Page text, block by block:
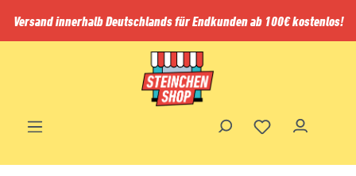
springen
Versand innerhalb Deutschlands für Endkunden ab 100€ kostenlos!